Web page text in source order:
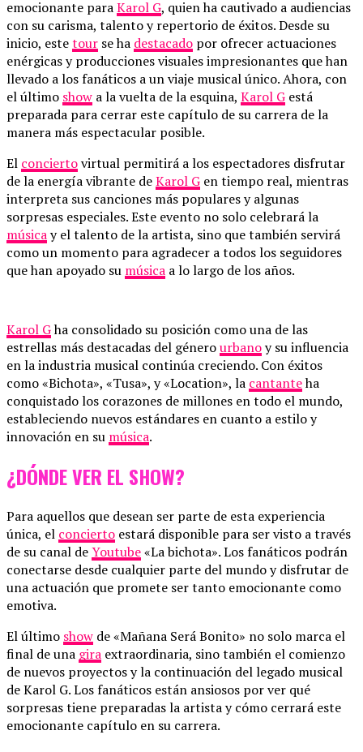
emocionante paraKarol G, quien ha cautivado a audiencias
con su carisma, talento y repertorio de éxitos. Desde su
inicio, estetour se ha destacado por ofrecer actuaciones
enérgicas y producciones visuales impresionantes que han
llevado a los fanáticos a un viaje musical único. Ahora, con
el último show a la vuelta de la esquina, Karol G está
preparada para cerrar este capítulo de su carrera de la
manera más espectacular posible.
El conciertovirtual permitirá a los espectadores disfrutar
de la energía vibrante deKarol G en tiempo real, mientras
interpreta sus canciones más populares y algunas
sorpresas especiales. Este evento no solo celebrará la
músicay el talento de la artista, sino que también servirá
como un momento para agradecer a todos los seguidores
que han apoyado su música a lo largo de los años.
Karol Gha consolidado su posición como una de las
estrellas más destacadas del génerourbanoy su influencia
en la industria musical continúa creciendo. Con éxitos
como «Bichota», «Tusa», y «Location», la cantanteha
conquistado los corazones de millones en todo el mundo,
estableciendo nuevos estándares en cuanto a estilo y
innovación en su música.
¿DÓNDE VER EL SHOW?
Para aquellos que desean ser parte de esta experiencia
única, el concierto estará disponible para ser visto a través
de su canal deYoutube«La bichota». Los fanáticos podrán
conectarse desde cualquier parte del mundo y disfrutar de
una actuación que promete ser tanto emocionante como
emotiva.
El último show de «Mañana Será Bonito» no solo marca el
final de una gira extraordinaria, sino también el comienzo
de nuevos proyectos y la continuación del legado musical
de Karol G. Los fanáticos están ansiosos por ver qué
sorpresas tiene preparadas la artista y cómo cerrará este
emocionante capítulo en su carrera.